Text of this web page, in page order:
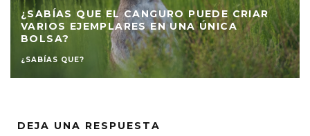
¿SABÍAS QUE EL CANGURO PUEDE CRIAR
VARIOS EJEMPLARES EN UNA ÚNICA
BOLSA?
¿SABÍAS QUE?
DEJA UNA RESPUESTA